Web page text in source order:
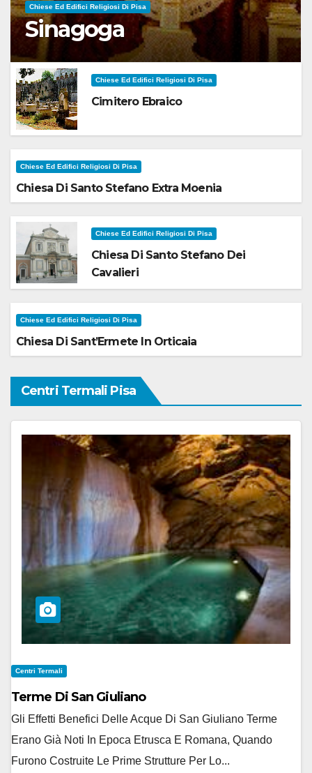
Chiese Ed Edifici Religiosi Di Pisa
Sinagoga
Chiese Ed Edifici Religiosi Di Pisa
Cimitero Ebraico
Chiese Ed Edifici Religiosi Di Pisa
Chiesa Di Santo Stefano Extra Moenia
Chiese Ed Edifici Religiosi Di Pisa
Chiesa Di Santo Stefano Dei
Cavalieri
Chiese Ed Edifici Religiosi Di Pisa
Chiesa Di Sant’Ermete In Orticaia
Centri Termali Pisa
Centri Termali
Terme Di San Giuliano
Gli Effetti Benefici Delle Acque Di San Giuliano Terme
Erano Già Noti In Epoca Etrusca E Romana, Quando
Furono Costruite Le Prime Strutture Per Lo...